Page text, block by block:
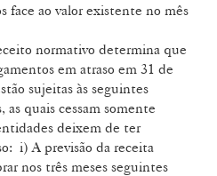
face ao valor existente no mês
normativo determina que
em atraso em 31 de
sujeitas às seguintes
as quais cessam somente
deixem de ter
i) A previsão da receita
nos três meses seguintes